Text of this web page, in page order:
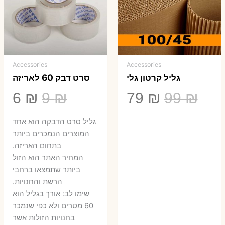
Accessories
גליל קרטון גלי
99₪
המחיר
79 ₪
הנוכחי
Accessories
סרט דבק 60 לאריזה
9₪
היה:
9 ₪.
6 ₪
6 ₪.
גליל סרט הדבקה הוא אחד
המוצרים הנמכרים ביותר
בתחום האריזה.
המחיר האתר הוא הזול
ביותר שתמצאו ברחבי
הרשת והחנויות.
שימו לב: אורך בגליל הוא
60 מטרים ולא כפי שנמכר
בחנויות הזולות אשר